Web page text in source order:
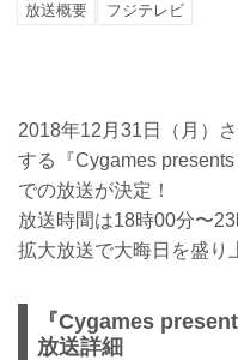
放送概要
フジテレビ
2018年12月31日（月）
する『Cygames
での放送が決定！
放送時間は18時00分〜
拡大放送で大晦日を盛り
『Cygames
放送詳細